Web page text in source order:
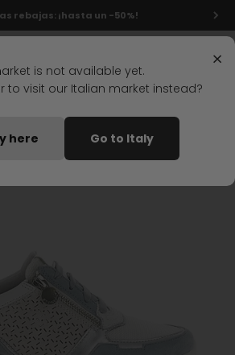
rebajas: ¡hasta un -50%!
SPOCK 40 GRIS CLARO
×
is not available yet.
to visit our Italian market instead?
here Go to Italy